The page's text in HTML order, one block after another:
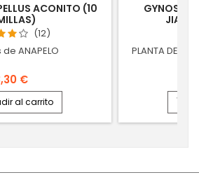
ACONITO (10
(12)
ANAPELO
€
al carrito
PLANTA DE
